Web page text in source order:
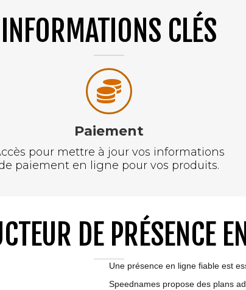
INFORMATIONS CLÉS
Paiement
pour mettre à jour vos informations
paiement en ligne pour vos produits.
DE PRÉSENCE
Une présence en ligne fiable est
Speednames propose des plans